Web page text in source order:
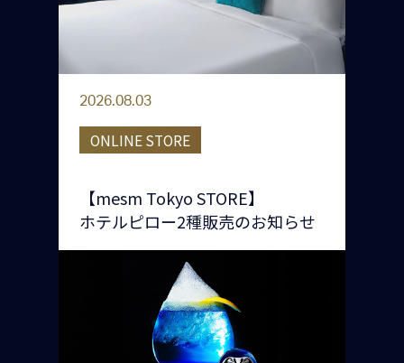
2026.08.03
ONLINE STORE
【mesm Tokyo STORE】
ホテルピロー2種販売のお知らせ